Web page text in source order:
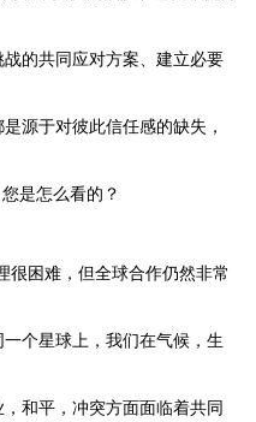
的共同应对方案、建立必要
源于对彼此信任感的缺失，
是怎么看的？
很困难，但全球合作仍然非常
个星球上，我们在气候，生
和平，冲突方面面临着共同